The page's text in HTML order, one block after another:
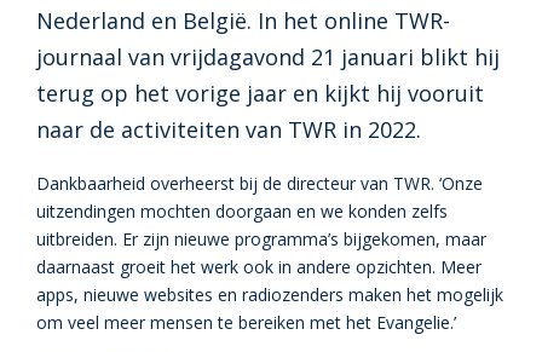
Nederland en België. In het online TWR-
journaal van vrijdagavond 21 januari blikt hij
terug op het vorige jaar en kijkt hij vooruit
naar de activiteiten van TWR in 2022.
Dankbaarheid overheerst bij de directeur van TWR. ‘Onze
uitzendingen mochten doorgaan en we konden zelfs
uitbreiden. Er zijn nieuwe programma’s bijgekomen, maar
daarnaast groeit het werk ook in andere opzichten. Meer
apps, nieuwe websites en radiozenders maken het mogelijk
om veel meer mensen te bereiken met het Evangelie.’